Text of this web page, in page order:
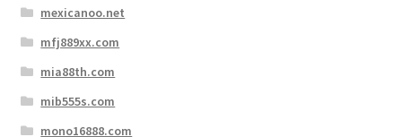
mexicanoo.net
mfj889xx.com
mia88th.com
mib555s.com
mono16888.com